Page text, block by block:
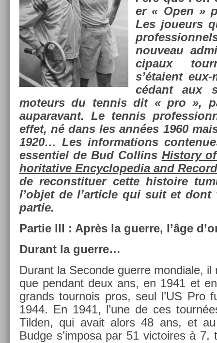
er « Open »
Les joueurs
nouveau
cipaux
s’étaient
cédant aux
moteurs du ten­nis dit « pro »,
auparavant. Le ten­nis
effet, né dans les années 1960
1920… Les in­for­ma­tions
es­sentiel de Bud Col­lins His­to­ry
horitative En­cyc­lopedia and
de re­constitu­er cette his­toire
l’objet de l’ar­ticle qui suit et
par­tie.
Par­tie III : Après la guer­re, l’âge
Durant la guer­re…
Durant la Secon­de guer­re mon­diale, il
que pen­dant deux ans, en 1941 et
grands tour­nois pros, seul l’US Pro
1944. En 1941, l’une de ces
Tild­en, qui avait alors 48 ans, et
Budge s’im­posa par 51 vic­toires à 7,